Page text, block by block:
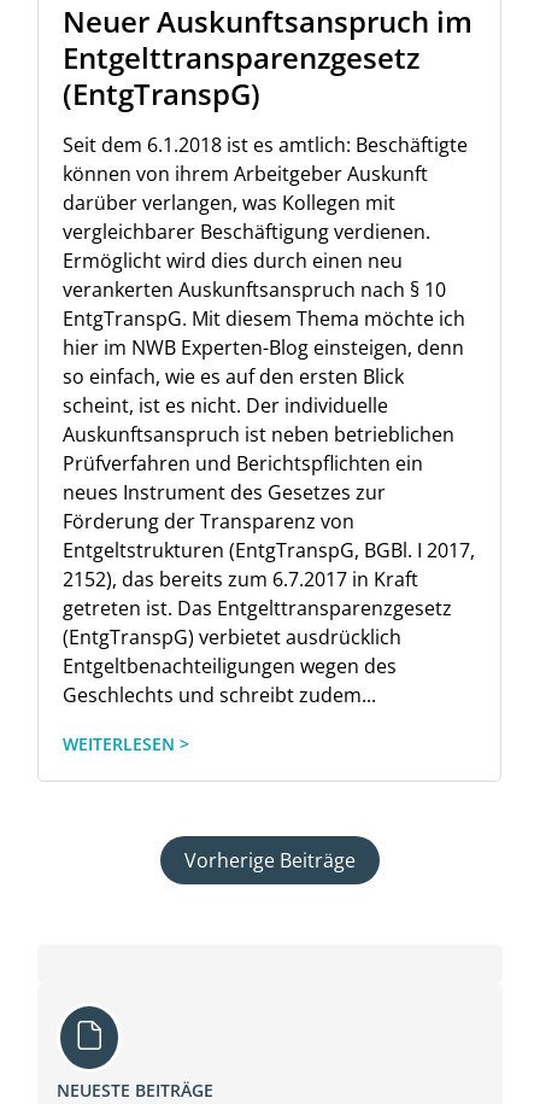
Neuer Auskunftsanspruch im
Entgelttransparenzgesetz
(EntgTranspG)
Seit dem 6.1.2018 ist es amtlich: Beschäftigte
können von ihrem Arbeitgeber Auskunft
darüber verlangen, was Kollegen mit
vergleichbarer Beschäftigung verdienen.
Ermöglicht wird dies durch einen neu
verankerten Auskunftsanspruch nach § 10
EntgTranspG. Mit diesem Thema möchte ich
hier im NWB Experten-Blog einsteigen, denn
so einfach, wie es auf den ersten Blick
scheint, ist es nicht. Der individuelle
Auskunftsanspruch ist neben betrieblichen
Prüfverfahren und Berichtspflichten ein
neues Instrument des Gesetzes zur
Förderung der Transparenz von
Entgeltstrukturen (EntgTranspG, BGBl. I 2017,
2152), das bereits zum 6.7.2017 in Kraft
getreten ist. Das Entgelttransparenzgesetz
(EntgTranspG) verbietet ausdrücklich
Entgeltbenachteiligungen wegen des
Geschlechts und schreibt zudem...
WEITERLESEN >
Vorherige Beiträge
NEUESTE BEITRÄGE